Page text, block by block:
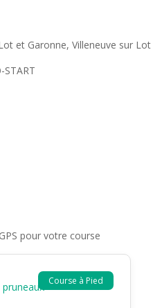
et Garonne, Villeneuve sur Lot
pour votre course
Course à Pied